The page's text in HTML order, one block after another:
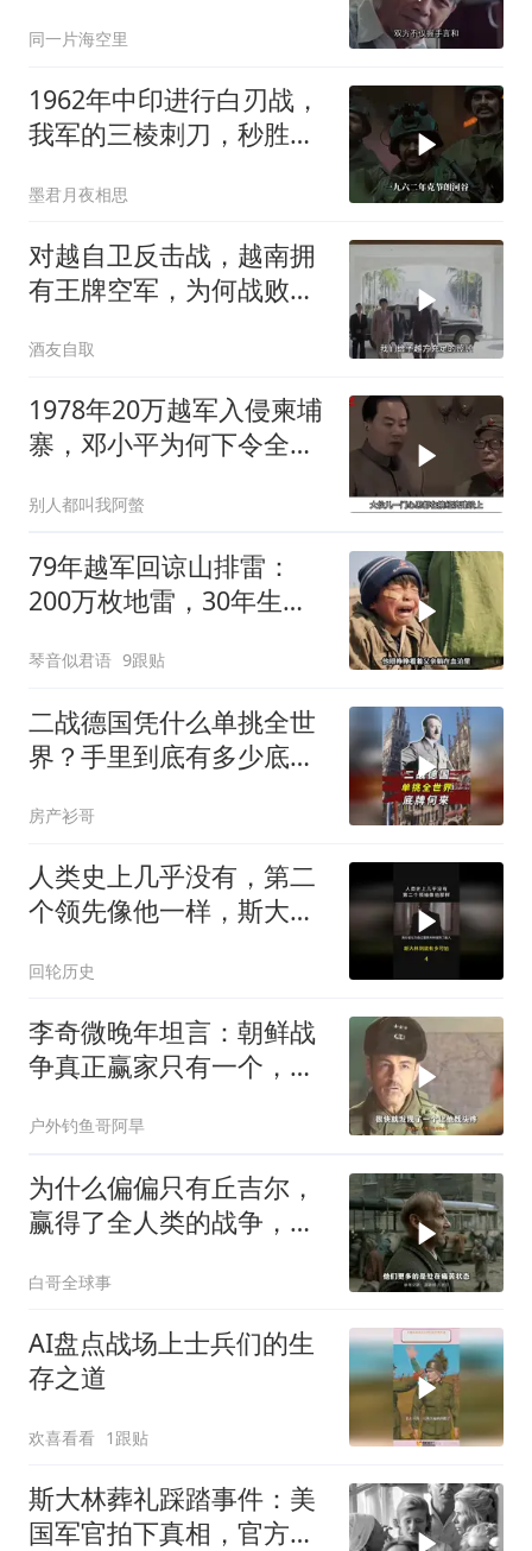
同一片海空里
1962年中印进行白刃战，
我军的三棱刺刀，秒胜印
墨君月夜相思
对越自卫反击战，越南拥
有王牌空军，为何战败也
酒友自取
1978年20万越军入侵柬埔
寨，邓小平为何下令全军
别人都叫我阿螫
79年越军回谅山排雷：
200万枚地雷，30年生死
琴音似君语 9跟贴
二战德国凭什么单挑全世
界？手里到底有多少底
房产衫哥
人类史上几乎没有，第二
个领先像他一样，斯大林
回轮历史
李奇微晚年坦言：朝鲜战
争真正赢家只有一个，不
户外钓鱼哥阿旱
为什么偏偏只有丘吉尔，
赢得了全人类的战争，却
白哥全球事
AI盘点战场上士兵们的生
存之道
欢喜看看 1跟贴
斯大林葬礼踩踏事件：美
国军官拍下真相，官方为